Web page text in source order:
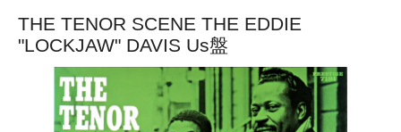
THE TENOR SCENE THE EDDIE
"LOCKJAW" DAVIS Us盤